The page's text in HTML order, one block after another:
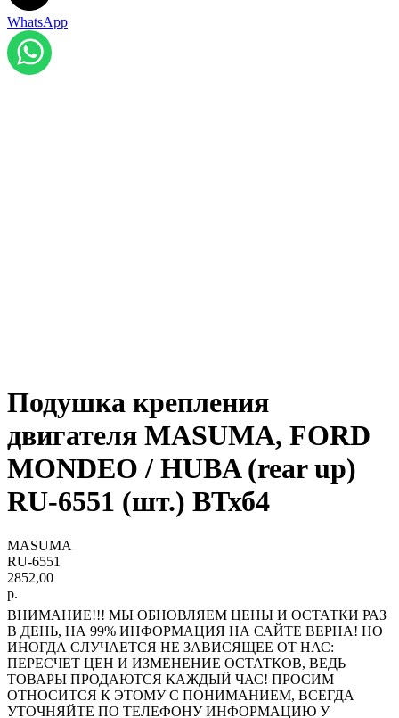
WhatsApp
Подушка крепления
двигателя MASUMA, FORD
MONDEO / HUBA (rear up)
RU-6551 (шт.) ВТхб4
MASUMA
RU-6551
2852,00
р.
ВНИМАНИЕ!!! МЫ ОБНОВЛЯЕМ ЦЕНЫ И ОСТАТКИ РАЗ
В ДЕНЬ, НА 99% ИНФОРМАЦИЯ НА САЙТЕ ВЕРНА! НО
ИНОГДА СЛУЧАЕТСЯ НЕ ЗАВИСЯЩЕЕ ОТ НАС:
ПЕРЕСЧЕТ ЦЕН И ИЗМЕНЕНИЕ ОСТАТКОВ, ВЕДЬ
ТОВАРЫ ПРОДАЮТСЯ КАЖДЫЙ ЧАС! ПРОСИМ
ОТНОСИТСЯ К ЭТОМУ С ПОНИМАНИЕМ, ВСЕГДА
УТОЧНЯЙТЕ ПО ТЕЛЕФОНУ ИНФОРМАЦИЮ У